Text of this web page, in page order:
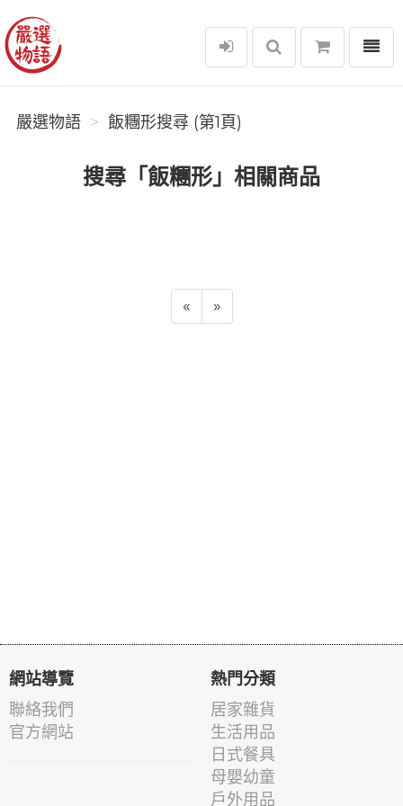
嚴選物語
選單
嚴選物語 飯糰形搜尋 (第1頁)
搜尋「飯糰形」相關商品
« »
網站導覽
聯絡我們
官方網站
熱門分類
居家雜貨
生活用品
日式餐具
母嬰幼童
戶外用品